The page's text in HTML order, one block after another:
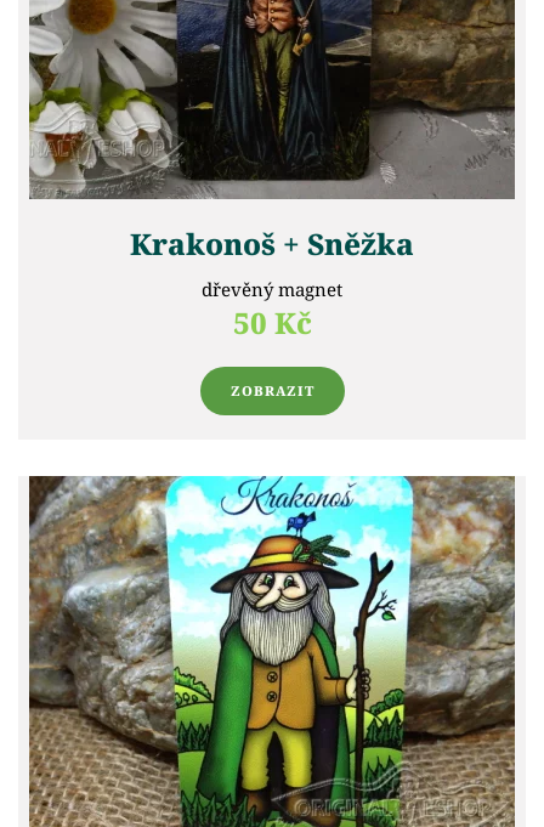
Krakonoš + Sněžka
dřevěný magnet
50 Kč
ZOBRAZIT